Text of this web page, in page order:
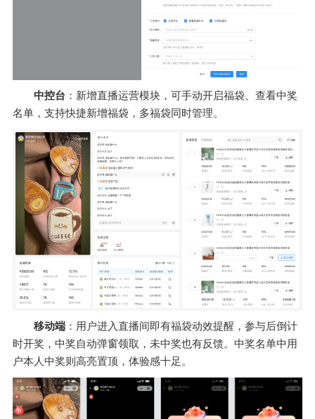
中控台 ：新增直播运营模块，可手动开启福袋、查看中奖
名单，支持快捷新增福袋，多福袋同时管理。
移动端 ：用户进入直播间即有福袋动效提醒，参与后倒计
时开奖，中奖自动弹窗领取，未中奖也有反馈。中奖名单中用
户本人中奖则高亮置顶，体验感十足。